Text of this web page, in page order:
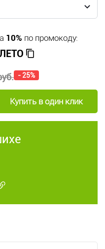
10% по промокоду:
- 25%
Купить в один клик